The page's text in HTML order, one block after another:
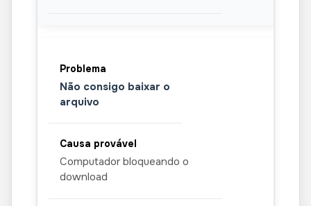
Não consigo baixar o
arquivo
Computador bloqueando o
download